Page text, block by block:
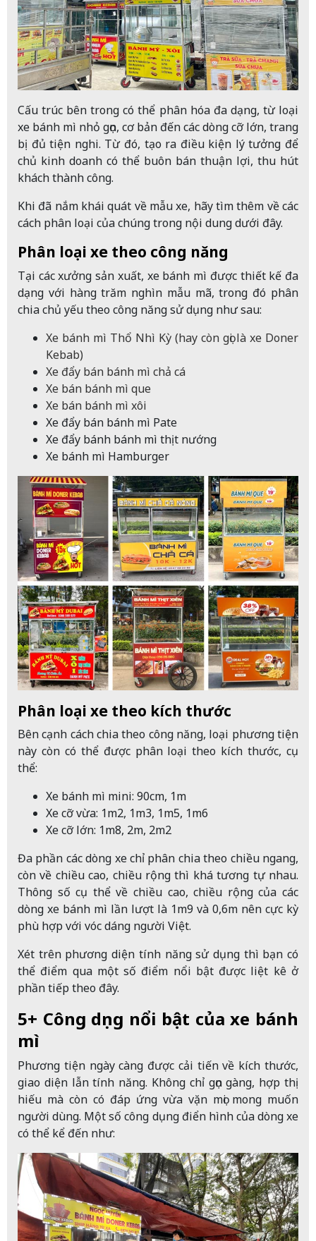
Cấu trúc bên trong có thể phân hóa đa dạng, từ loại
xe bánh mì nhỏ gọn, cơ bản đến các dòng cỡ lớn, trang
bị đủ tiện nghi. Từ đó, tạo ra điều kiện lý tưởng để
chủ kinh doanh có thể buôn bán thuận lợi, thu hút
khách thành công.
Khi đã nắm khái quát về mẫu xe, hãy tìm thêm về các
cách phân loại của chúng trong nội dung dưới đây.
Phân loại xe theo công năng
Tại các xưởng sản xuất, xe bánh mì được thiết kế đa
dạng với hàng trăm nghìn mẫu mã, trong đó phân
chia chủ yếu theo công năng sử dụng như sau:
Xe bánh mì Thổ Nhì Kỳ (hay còn gọi là xe Doner
Kebab)
Xe đẩy bán bánh mì chả cá
Xe bán bánh mì que
Xe bán bánh mì xôi
Xe đẩy bán bánh mì Pate
Xe đẩy bánh bánh mì thịt nướng
Xe bánh mì Hamburger
Phân loại xe theo kích thước
Bên cạnh cách chia theo công năng, loại phương tiện
này còn có thể được phân loại theo kích thước, cụ
thể:
Xe bánh mì mini: 90cm, 1m
Xe cỡ vừa: 1m2, 1m3, 1m5, 1m6
Xe cỡ lớn: 1m8, 2m, 2m2
Đa phần các dòng xe chỉ phân chia theo chiều ngang,
còn về chiều cao, chiều rộng thì khá tương tự nhau.
Thông số cụ thể về chiều cao, chiều rộng của các
dòng xe bánh mì lần lượt là 1m9 và 0,6m nên cực kỳ
phù hợp với vóc dáng người Việt.
Xét trên phương diện tính năng sử dụng thì bạn có
thể điểm qua một số điểm nổi bật được liệt kê ở
phần tiếp theo đây.
5+ Công dụng nổi bật của xe bánh
mì
Phương tiện ngày càng được cải tiến về kích thước,
giao diện lẫn tính năng. Không chỉ gọn gàng, hợp thị
hiếu mà còn có đáp ứng vừa vặn mọi mong muốn
người dùng. Một số công dụng điển hình của dòng xe
có thể kể đến như: